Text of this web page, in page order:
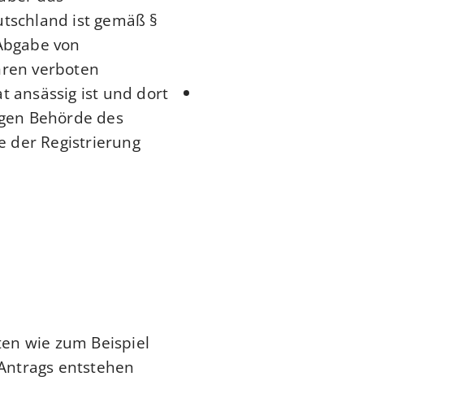
ist gemäß §
von
verboten.
ansässig ist und dort
Behörde des
der Registrierung
wie zum Beispiel
entstehen.